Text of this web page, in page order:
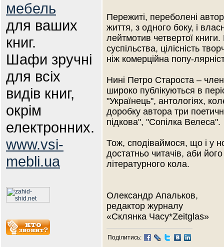
мебель
для ваших
книг.
Шафи зручні
для всіх
видів книг,
окрім
електронних.
www.vsi-
mebli.ua
Пережиті, переболені
життя, з одного боку, і
лейтмотив четвертої
суспільства, цілісність
ніж комерційна попу-
Нині Петро Староста –
широко публікуються в
"Українець", антологіях,
доробку автора три
підкова", "Сопілка Велеса".
Тож, сподіваймося, що і у
достатньо читачів, аби
літературного кола.
Олександр Апальков,
редактор журналу
«Склянка Часу*Zeitglas»
Поділитись: